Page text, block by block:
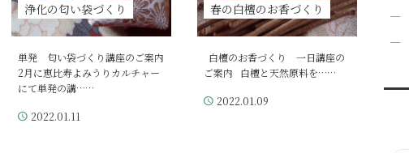
浄化の匂い袋づくり
単発 匂い袋づくり講座のご案内
2月に恵比寿よみうりカルチャー
にて単発の講……
2022.01.11
春の白檀のお香づくり
白檀のお香づくり 一日講座の
ご案内 白檀と天然原料を……
2022.01.09